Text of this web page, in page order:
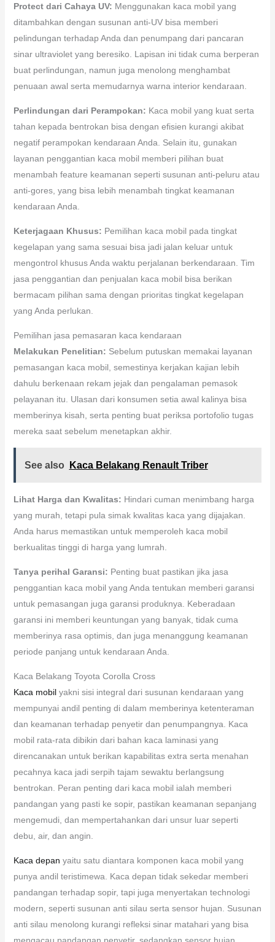
Protect dari Cahaya UV: Menggunakan kaca mobil yang
ditambahkan dengan susunan anti-UV bisa memberi
pelindungan terhadap Anda dan penumpang dari pancaran
sinar ultraviolet yang beresiko. Lapisan ini tidak cuma berperan
buat perlindungan, namun juga menolong menghambat
penuaan awal serta memudarnya warna interior kendaraan.
Perlindungan dari Perampokan: Kaca mobil yang kuat serta
tahan kepada bentrokan bisa dengan efisien kurangi akibat
negatif perampokan kendaraan Anda. Selain itu, gunakan
layanan penggantian kaca mobil memberi pilihan buat
menambah feature keamanan seperti susunan anti-peluru atau
anti-gores, yang bisa lebih menambah tingkat keamanan
kendaraan Anda.
Keterjagaan Khusus: Pemilihan kaca mobil pada tingkat
kegelapan yang sama sesuai bisa jadi jalan keluar untuk
mengontrol khusus Anda waktu perjalanan berkendaraan. Tim
jasa penggantian dan penjualan kaca mobil bisa berikan
bermacam pilihan sama dengan prioritas tingkat kegelapan
yang Anda perlukan.
Pemilihan jasa pemasaran kaca kendaraan
Melakukan Penelitian: Sebelum putuskan memakai layanan
pemasangan kaca mobil, semestinya kerjakan kajian lebih
dahulu berkenaan rekam jejak dan pengalaman pemasok
pelayanan itu. Ulasan dari konsumen setia awal kalinya bisa
memberinya kisah, serta penting buat periksa portofolio tugas
mereka saat sebelum menetapkan akhir.
See also Kaca Belakang Renault Triber
Lihat Harga dan Kwalitas: Hindari cuman menimbang harga
yang murah, tetapi pula simak kwalitas kaca yang dijajakan.
Anda harus memastikan untuk memperoleh kaca mobil
berkualitas tinggi di harga yang lumrah.
Tanya perihal Garansi: Penting buat pastikan jika jasa
penggantian kaca mobil yang Anda tentukan memberi garansi
untuk pemasangan juga garansi produknya. Keberadaan
garansi ini memberi keuntungan yang banyak, tidak cuma
memberinya rasa optimis, dan juga menanggung keamanan
periode panjang untuk kendaraan Anda.
Kaca Belakang Toyota Corolla Cross
Kaca mobilyakni sisi integral dari susunan kendaraan yang
mempunyai andil penting di dalam memberinya ketenteraman
dan keamanan terhadap penyetir dan penumpangnya. Kaca
mobil rata-rata dibikin dari bahan kaca laminasi yang
direncanakan untuk berikan kapabilitas extra serta menahan
pecahnya kaca jadi serpih tajam sewaktu berlangsung
bentrokan. Peran penting dari kaca mobil ialah memberi
pandangan yang pasti ke sopir, pastikan keamanan sepanjang
mengemudi, dan mempertahankan dari unsur luar seperti
debu, air, dan angin.
Kaca depan yaitu satu diantara komponen kaca mobil yang
punya andil teristimewa. Kaca depan tidak sekedar memberi
pandangan terhadap sopir, tapi juga menyertakan technologi
modern, seperti susunan anti silau serta sensor hujan. Susunan
anti silau menolong kurangi refleksi sinar matahari yang bisa